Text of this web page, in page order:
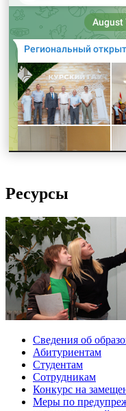
Ресурсы
Сведения об
Абитуриентам
Студентам
Сотрудникам
Конкурс на
Меры по